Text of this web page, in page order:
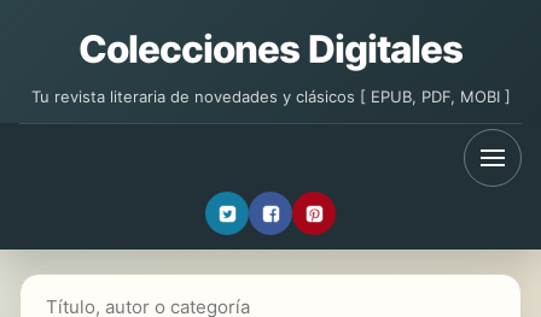
Colecciones Digitales
Tu revista literaria de novedades y clásicos [ EPUB, PDF, MOBI ]